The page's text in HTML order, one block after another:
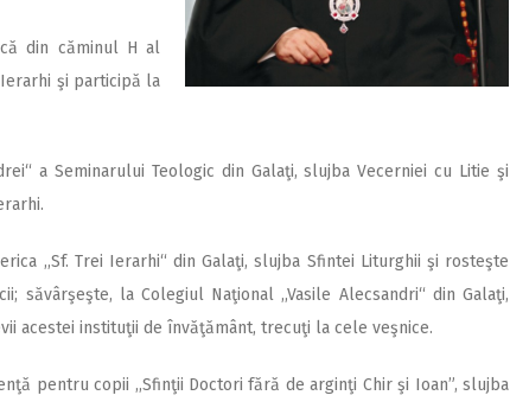
din căminul H al
şi participă la
a Seminarului Teologic din Galaţi, slujba Vecerniei cu Litie şi
,,Sf. Trei Ierarhi“ din Galaţi, slujba Sfintei Liturghii şi rosteşte
la Colegiul Naţional ,,Vasile Alecsandri“ din Galaţi,
acestei instituţii de învăţământ, trecuţi la cele veşnice.
pentru copii ,,Sfinţii Doctori fără de arginţi Chir şi Ioan”, slujba